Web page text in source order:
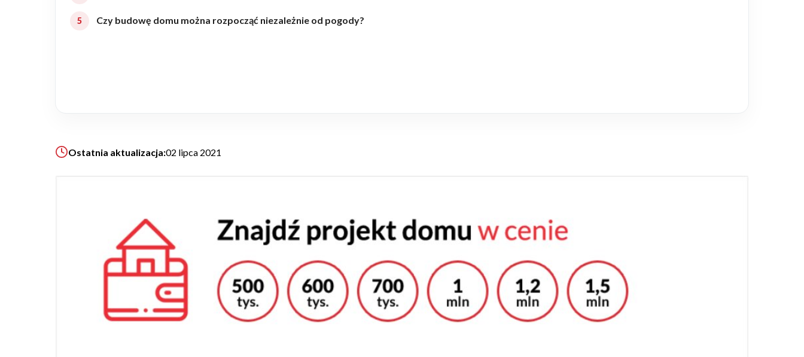
Budynki biurowe
Ogrody
KALKULATOR BUDOWY
ZAPISZ SIĘ
Czy budowę domu można rozpocząć niezależnie od pogody?
Ostatnia aktualizacja:02 lipca 2021